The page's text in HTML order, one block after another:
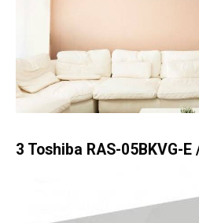
3 Toshiba RAS-05BKVG-E